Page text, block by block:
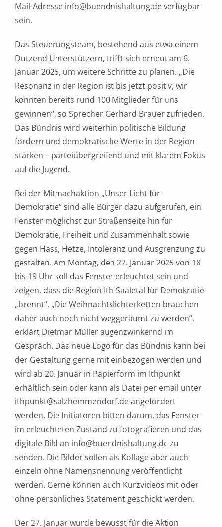
Mail-Adresse info@buendnishaltung.de verfügbar
sein.
Das Steuerungsteam, bestehend aus etwa einem
Dutzend Unterstützern, trifft sich erneut am 6.
Januar 2025, um weitere Schritte zu planen. „Die
Resonanz in der Region ist bis jetzt positiv, wir
konnten bereits rund 100 Mitglieder für uns
gewinnen“, so Sprecher Gerhard Brauer zufrieden.
Das Bündnis wird weiterhin politische Bildung
fördern und demokratische Werte in der Region
stärken – parteiübergreifend und mit klarem Fokus
auf die Jugend.
Bei der Mitmachaktion „Unser Licht für
Demokratie“ sind alle Bürger dazu aufgerufen, ein
Fenster möglichst zur Straßenseite hin für
Demokratie, Freiheit und Zusammenhalt sowie
gegen Hass, Hetze, Intoleranz und Ausgrenzung zu
gestalten. Am Montag, den 27. Januar 2025 von 18
bis 19 Uhr soll das Fenster erleuchtet sein und
zeigen, dass die Region Ith-Saaletal für Demokratie
„brennt“. „Die Weihnachtslichterketten brauchen
daher auch noch nicht weggeräumt zu werden“,
erklärt Dietmar Müller augenzwinkernd im
Gespräch. Das neue Logo für das Bündnis kann bei
der Gestaltung gerne mit einbezogen werden und
wird ab 20. Januar in Papierform im Ithpunkt
erhältlich sein oder kann als Datei per email unter
ithpunkt@salzhemmendorf.de angefordert
werden. Die Initiatoren bitten darum, das Fenster
im erleuchteten Zustand zu fotografieren und das
digitale Bild an info@buendnishaltung.de zu
senden. Die Bilder sollen als Kollage aber auch
einzeln ohne Namensnennung veröffentlicht
werden. Gerne können auch Kurzvideos mit oder
ohne persönliches Statement geschickt werden.
Der 27. Januar wurde bewusst für die Aktion